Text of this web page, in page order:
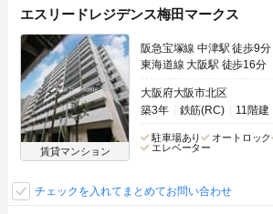
エスリードレジデンス梅田マークス
賃貸マンション
阪急宝塚線 中津駅 徒歩9分
東海道線 大阪駅 徒歩16分
大阪府大阪市北区
築3年
鉄筋(RC) 11階建
駐車場あり オートロック
エレベーター
チェックを入れてまとめてお問い合わせ